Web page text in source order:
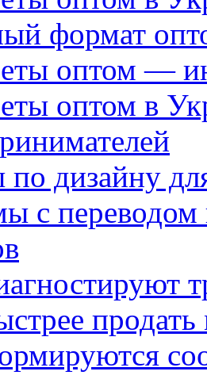
формат
оптом —
оптом в
по дизайну
с переводом